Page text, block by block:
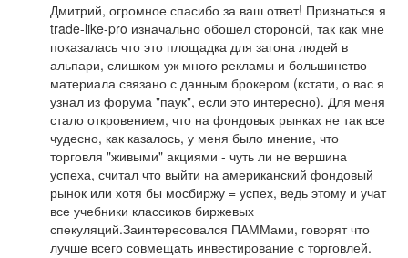
Дмитрий, огромное спасибо за ваш ответ! Признаться я
trade-like-pro изначально обошел стороной, так как мне
показалась что это площадка для загона людей в
альпари, слишком уж много рекламы и большинство
материала связано с данным брокером (кстати, о вас я
узнал из форума "паук", если это интересно). Для меня
стало откровением, что на фондовых рынках не так все
чудесно, как казалось, у меня было мнение, что
торговля "живыми" акциями - чуть ли не вершина
успеха, считал что выйти на американский фондовый
рынок или хотя бы мосбиржу = успех, ведь этому и учат
все учебники классиков биржевых
спекуляций.Заинтересовался ПАММами, говорят что
лучше всего совмещать инвестирование с торговлей.